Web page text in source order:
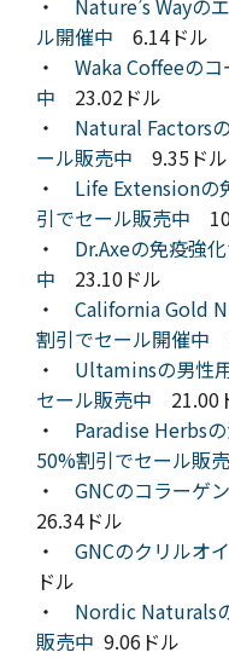
・ Nature’s Wayの
ル開催中 6.14ドル
・ Waka Coffeeの
中 23.02ドル
・ Natural Factors
ール販売中 9.35ドル
・ Life Extensionの
引でセール販売中
・ Dr.Axeの免疫強
中 23.10ドル
・ California Gold
割引でセール開催中
・ Ultaminsの男性
セール販売中 21.00
・ Paradise Herbs
50%割引でセール販
・ GNCのコラーゲ
26.34ドル
・ GNCのクリルオ
ドル
・ Nordic Naturals
販売中 9.06ドル